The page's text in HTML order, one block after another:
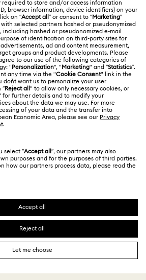
Türkiye
English
Türkçe
ve KUĞU (SWAN) logosu, Swarovski
tescilli ticari markasıdır.